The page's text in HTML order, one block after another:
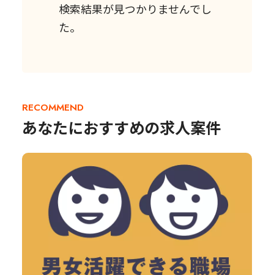
検索結果が見つかりませんでし
た。
RECOMMEND
あなたにおすすめの求人案件